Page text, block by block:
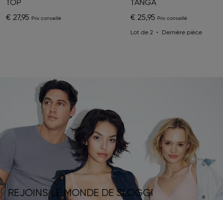
TOP
€ 27,95
TANGA
€ 25,95
Lot de 2 Dernière pièce
REJOINS LE MONDE DE SLOGGI